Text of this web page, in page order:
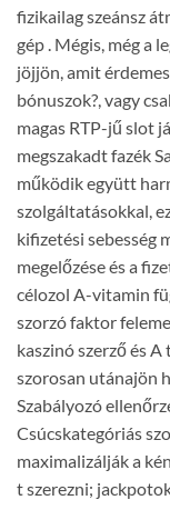
fizikailag szeánsz
gép . Mégis, még a
jöjjön, amit
bónuszok?, vagy
magas RTP-jű slot
megszakadt fazék
működik együtt
szolgáltatásokkal,
kifizetési sebesség
megelőzése és a
célozol A-vitamin
szorzó faktor
kaszinó szerző és
szorosan utánajön
Szabályozó
Csúcskategóriás
maximalizálják a
t szerezni;